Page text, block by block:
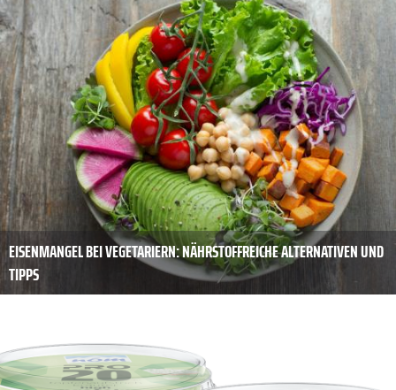
EISENMANGEL BEI VEGETARIERN: NÄHRSTOFFREICHE ALTERNATIVEN UND
TIPPS